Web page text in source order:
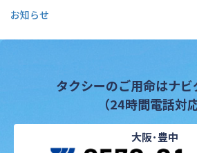
お知らせ
タクシーのご用命はナビ
（24時間電話対応
大阪･豊中